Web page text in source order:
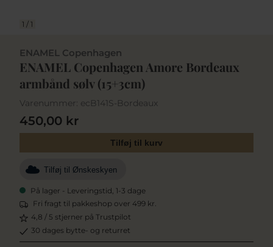
1 / 1
ENAMEL Copenhagen
ENAMEL Copenhagen Amore Bordeaux
armbånd sølv (15+3cm)
Varenummer: ecB141S-Bordeaux
450,00 kr
Tilføj til kurv
Tilføj til Ønskeskyen
På lager - Leveringstid, 1-3 dage
Fri fragt til pakkeshop over 499 kr.
4,8 / 5 stjerner på Trustpilot
30 dages bytte- og returret